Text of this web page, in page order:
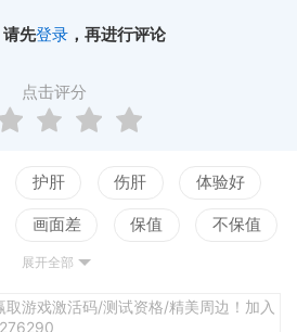
请先登录，再进行评论
点击评分
护肝 伤肝 体验好
画面差 保值 不保值
测试
展开全部
游戏激活码/测试资格/精美周边！加入